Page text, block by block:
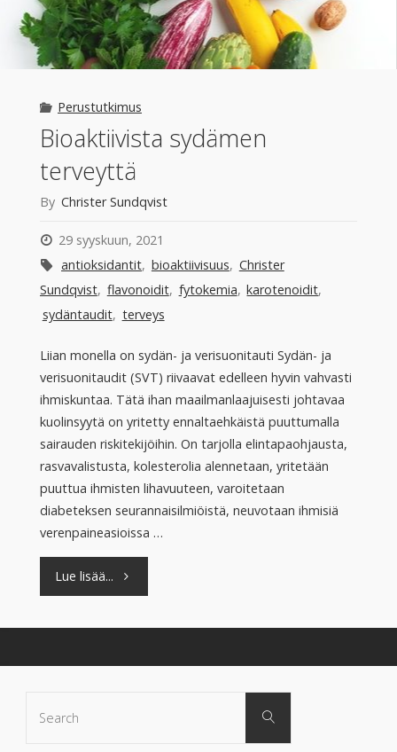
Perustutkimus
Bioaktiivista sydämen
terveyttä
By Christer Sundqvist
29 syyskuun, 2021
antioksidantit, bioaktiivisuus, Christer
Sundqvist, flavonoidit, fytokemia, karotenoidit,
sydäntaudit, terveys
Liian monella on sydän- ja verisuonitauti Sydän- ja
verisuonitaudit (SVT) riivaavat edelleen hyvin vahvasti
ihmiskuntaa. Tätä ihan maailmanlaajuisesti johtavaa
kuolinsyytä on yritetty ennaltaehkäistä puuttumalla
sairauden riskitekijöihin. On tarjolla elintapaohjausta,
rasvavalistusta, kolesterolia alennetaan, yritetään
puuttua ihmisten lihavuuteen, varoitetaan
diabeteksen seurannaisilmiöistä, neuvotaan ihmisiä
verenpaineasioissa …
Lue lisää... "Bioaktiivista
Search